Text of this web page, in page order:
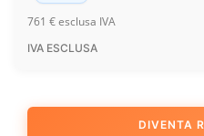
761 €esclusa IVA
IVA ESCLUSA
DIVENTA